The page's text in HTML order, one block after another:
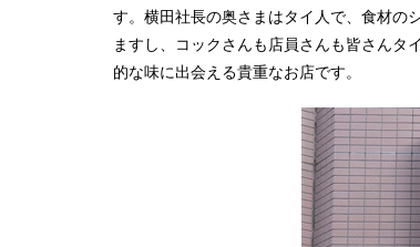
す。横田社長の奥さまはタイ人で、食材の
ますし、コックさんも店員さんも皆さん
的な味に出会える貴重なお店です。